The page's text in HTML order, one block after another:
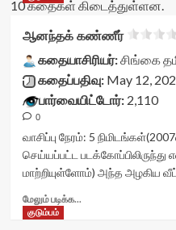
10 கதைகள் கிடைத்துள்ளன.
ஆனந்தக் கண்ணீர்
கதையாசிரியர்:சிங்கை
கதைப்பதிவு:May 12,
பார்வையிட்டோர்:2,110
0
வாசிப்பு நேரம்: 5 நிமிடங்கள்
செய்யப்பட்ட படக்கோப்பிலிருந்து
மாற்றியுள்ளோம்) அந்த அழகிய
மேலும் படிக்க...
குடும்பம்